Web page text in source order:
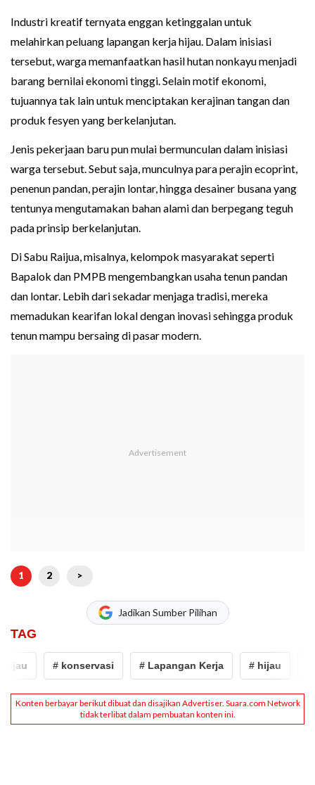
Industri kreatif ternyata enggan ketinggalan untuk
melahirkan peluang lapangan kerja hijau. Dalam inisiasi
tersebut, warga memanfaatkan hasil hutan nonkayu menjadi
barang bernilai ekonomi tinggi. Selain motif ekonomi,
tujuannya tak lain untuk menciptakan kerajinan tangan dan
produk fesyen yang berkelanjutan.
Jenis pekerjaan baru pun mulai bermunculan dalam inisiasi
warga tersebut. Sebut saja, munculnya para perajin ecoprint,
penenun pandan, perajin lontar, hingga desainer busana yang
tentunya mengutamakan bahan alami dan berpegang teguh
pada prinsip berkelanjutan.
Di Sabu Raijua, misalnya, kelompok masyarakat seperti
Bapalok dan PMPB mengembangkan usaha tenun pandan
dan lontar. Lebih dari sekadar menjaga tradisi, mereka
memadukan kearifan lokal dengan inovasi sehingga produk
tenun mampu bersaing di pasar modern.
1 2 >
Jadikan Sumber Pilihan
TAG
# konservasi # Lapangan Kerja # hijau